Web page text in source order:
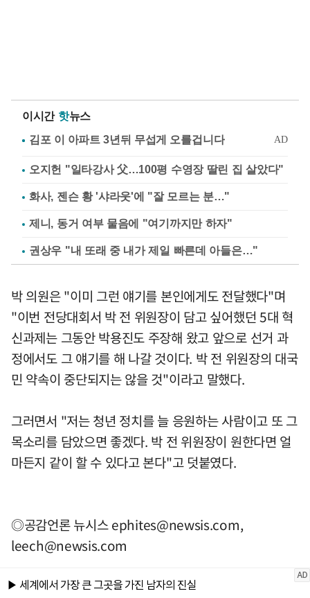
이시간 핫뉴스
오지헌 "일타강사 父…100평 수영장 딸린 집 살았다"
화사, 젠슨 황 '샤라웃'에 "잘 모르는 분…"
제니, 동거 여부 물음에 "여기까지만 하자"
권상우 "내 또래 중 내가 제일 빠른데 아들은…"
박 의원은 "이미 그런 얘기를 본인에게도 전달했다"며
"이번 전당대회서 박 전 위원장이 담고 싶어했던 5대 혁
신과제는 그동안 박용진도 주장해 왔고 앞으로 선거 과
정에서도 그 얘기를 해 나갈 것이다. 박 전 위원장의 대국
민 약속이 중단되지는 않을 것"이라고 말했다.
그러면서 "저는 청년 정치를 늘 응원하는 사람이고 또 그
목소리를 담았으면 좋겠다. 박 전 위원장이 원한다면 얼
마든지 같이 할 수 있다고 본다"고 덧붙였다.
◎공감언론 뉴시스ephites@newsis.com,
leech@newsis.com